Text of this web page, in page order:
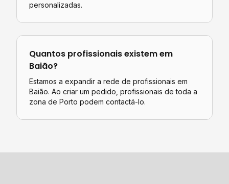
personalizadas.
Quantos profissionais existem em
Baião?
Estamos a expandir a rede de profissionais em
Baião. Ao criar um pedido, profissionais de toda a
zona de Porto podem contactá-lo.